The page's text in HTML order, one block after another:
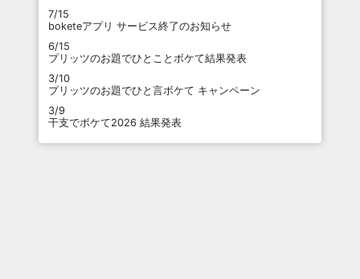
7/15
boketeアプリ サービス終了のお知らせ
6/15
プリッツのお題でひとことボケて結果発表
3/10
プリッツのお題でひと言ボケて キャンペーン
3/9
干支でボケて2026 結果発表